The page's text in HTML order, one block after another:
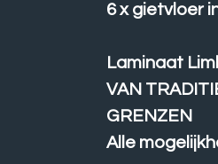
6 x gietvloer
Laminaat
VAN
GRENZEN
Alle